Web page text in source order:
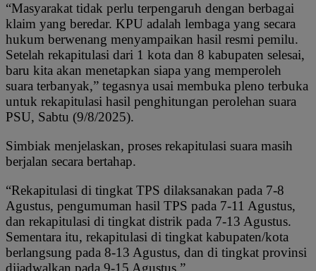
“Masyarakat tidak perlu terpengaruh dengan berbagai
klaim yang beredar. KPU adalah lembaga yang secara
hukum berwenang menyampaikan hasil resmi pemilu.
Setelah rekapitulasi dari 1 kota dan 8 kabupaten selesai,
baru kita akan menetapkan siapa yang memperoleh
suara terbanyak,” tegasnya usai membuka pleno terbuka
untuk rekapitulasi hasil penghitungan perolehan suara
PSU, Sabtu (9/8/2025).
Simbiak menjelaskan, proses rekapitulasi suara masih
berjalan secara bertahap.
“Rekapitulasi di tingkat TPS dilaksanakan pada 7-8
Agustus, pengumuman hasil TPS pada 7-11 Agustus,
dan rekapitulasi di tingkat distrik pada 7-13 Agustus.
Sementara itu, rekapitulasi di tingkat kabupaten/kota
berlangsung pada 8-13 Agustus, dan di tingkat provinsi